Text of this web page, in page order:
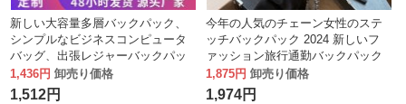
新しい大容量多層バックパック、
シンプルなビジネスコンピュータ
バッグ、出張レジャーバックパッ
ク
1,436円 卸売り価格
1,512円
今年の人気のチェーン女性のステ
ッチバックパック 2024 新しいフ
ァッション旅行通勤バックパック
小さなスクールバッグ
1,875円 卸売り価格
1,974円